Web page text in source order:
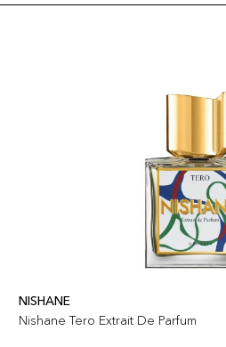
NISHANE
Nishane Tero Extrait De Parfum